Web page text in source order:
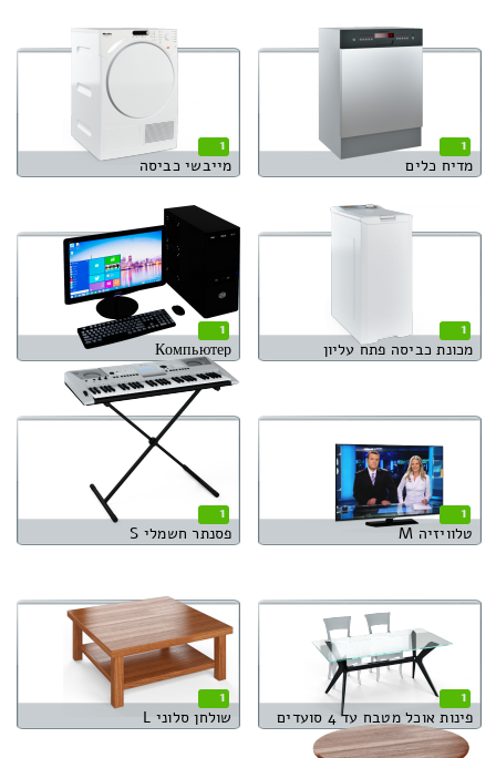
1
מדיח כלים
1
מייבשי כביסה
1
מכונת כביסה פתח עליון
1
Компьютер
1
טלוויזיה M
1
פסנתר חשמלי S
1
פינות אוכל מטבח עד 4 סועדים
1
שולחן סלוני L